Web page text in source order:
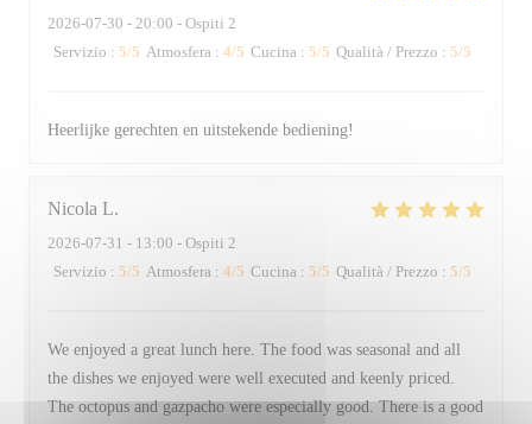
2026-07-30 - 20:00 - Ospiti 2
Servizio : 5/5 Atmosfera : 4/5 Cucina : 5/5 Qualità / Prezzo : 5/5
Heerlijke gerechten en uitstekende bediening!
Nicola L
2026-07-31 - 13:00 - Ospiti 2
Servizio : 5/5 Atmosfera : 4/5 Cucina : 5/5 Qualità / Prezzo : 5/5
We enjoyed a great lunch here. The food was seasonal and all
the dishes we enjoyed were well executed and keenly priced.
The octopus and gazpacho were especially good. There is a good